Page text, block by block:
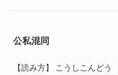
公私混同
【読み方】 こうしこんどう